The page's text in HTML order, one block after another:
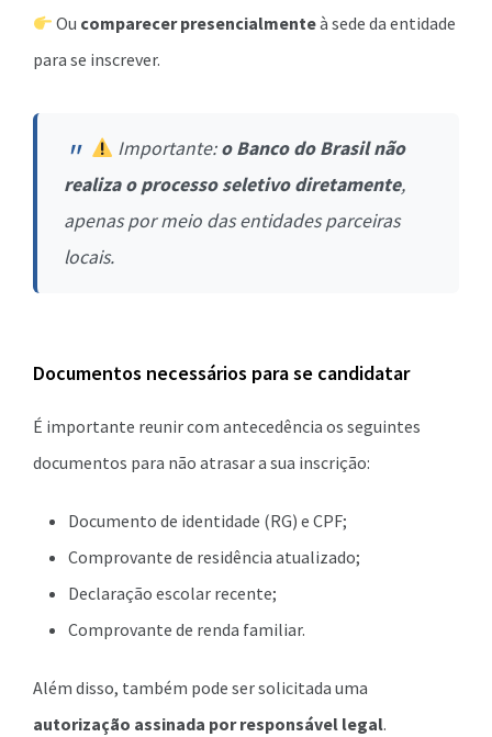
Ou comparecer presencialmenteà sede da entidade
para se inscrever.
Importante:o Banco do Brasil não
realiza o processo seletivo diretamente,
apenas por meio das entidades parceiras
locais.
Documentos necessários para se candidatar
É importante reunir com antecedência os seguintes
documentos para não atrasar a sua inscrição:
Documento de identidade (RG) e CPF;
Comprovante de residência atualizado;
Declaração escolar recente;
Comprovante de renda familiar.
Além disso, também pode ser solicitada uma
autorização assinada por responsável legal.